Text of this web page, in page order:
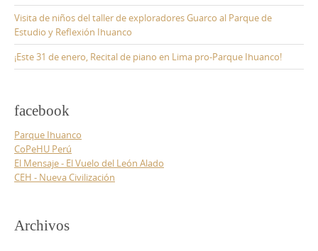
Visita de niños del taller de exploradores Guarco al Parque de
Estudio y Reflexión Ihuanco
¡Este 31 de enero, Recital de piano en Lima pro-Parque Ihuanco!
facebook
Parque Ihuanco
CoPeHU Perú
El Mensaje - El Vuelo del León Alado
CEH - Nueva Civilización
Archivos